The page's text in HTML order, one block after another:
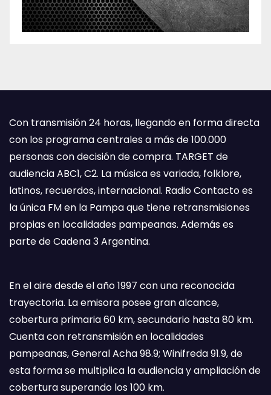
Con transmisión 24 horas, llegando en forma directa
con los programa centrales a más de 100.000
personas con decisión de compra. TARGET de
audiencia ABC1, C2. La música es variada, folklore,
latinos, recuerdos, internacional. Radio Contacto es
la única FM en la Pampa que tiene retransmisiones
propias en localidades pampeanas. Además es
parte de Cadena 3 Argentina.
En el aire desde el año 1997 con una reconocida
trayectoria. La emisora posee gran alcance,
cobertura primaria 60 km, secundario hasta 80 km.
Cuenta con retransmisión en localidades
pampeanas, General Acha 98.9; Winifreda 91.9, de
esta forma se multiplica la audiencia y ampliación de
cobertura superando los 100 km.